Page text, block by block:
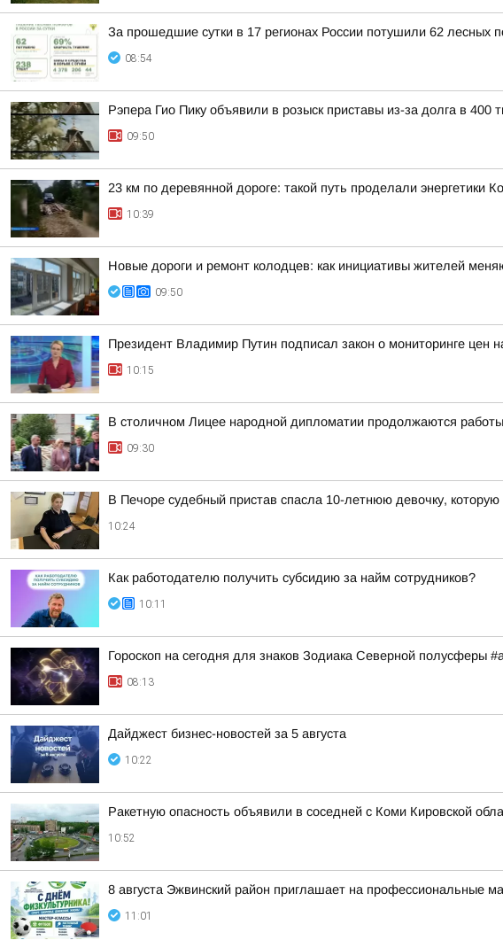
За прошедшие сутки в 17 регионах России потушили 62 лесных
08:54
Рэпера Гио Пику объявили в розыск приставы из-за долга в 400
09:50
23 км по деревянной дороге: такой путь проделали энергетики
10:39
Новые дороги и ремонт колодцев: как инициативы жителей
09:50
Президент Владимир Путин подписал закон о мониторинге цен
10:15
В столичном Лицее народной дипломатии продолжаются
09:30
В Печоре судебный пристав спасла 10-летнюю девочку, которую
10:24
Как работодателю получить субсидию за найм сотрудников?
10:11
Гороскоп на сегодня для знаков Зодиака Северной полусферы
08:13
Дайджест бизнес-новостей за 5 августа
10:22
Ракетную опасность объявили в соседней с Коми Кировской
10:52
8 августа Эжвинский район приглашает на профессиональные
11:01